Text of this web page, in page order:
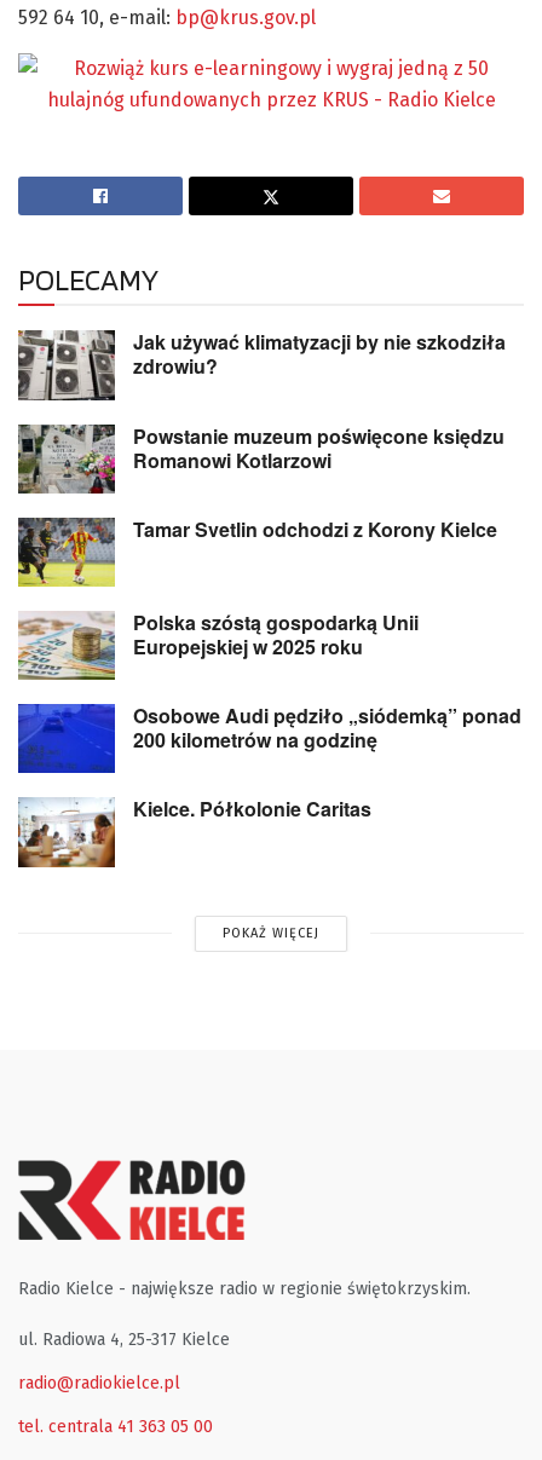
592 64 10, e-mail: bp@krus.gov.pl
POLECAMY
Jak używać klimatyzacji by nie szkodziła
zdrowiu?
Powstanie muzeum poświęcone księdzu
Romanowi Kotlarzowi
Tamar Svetlin odchodzi z Korony Kielce
Polska szóstą gospodarką Unii
Europejskiej w 2025 roku
Osobowe Audi pędziło „siódemką” ponad
200 kilometrów na godzinę
Kielce. Półkolonie Caritas
POKAŻ WIĘCEJ
Radio Kielce - największe radio w regionie świętokrzyskim.
ul. Radiowa 4, 25-317 Kielce
radio@radiokielce.pl
tel. centrala 41 363 05 00